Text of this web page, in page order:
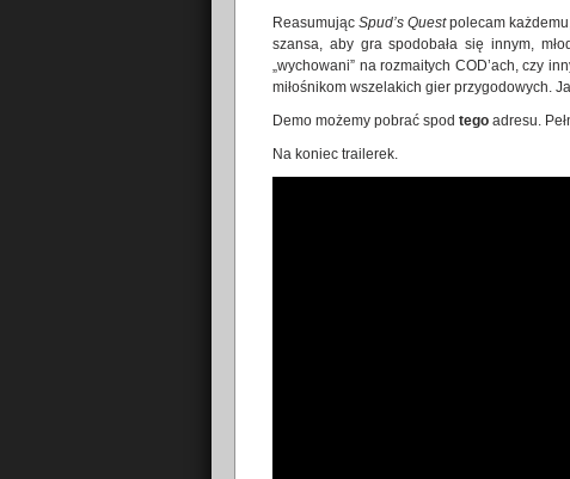
ReasumującSpud’s Questpolecam
szansa, aby gra spodobała się innym,
„wychowani” na rozmaitych COD’ach, czy
miłośnikom wszelakich gier przygodowych.
Demo możemy pobrać spod tego adresu.
Na koniec trailerek.